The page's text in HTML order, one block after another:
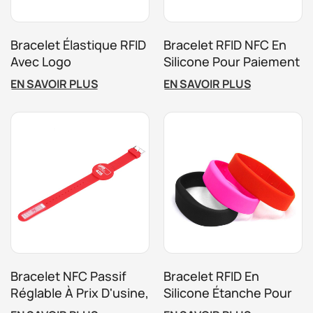
Bracelet Élastique RFID
Avec Logo
Personnalisé Pour
Activités De Festival De
Parc D'attractions
EN SAVOIR PLUS
Bracelet RFID NFC En
Silicone Pour Paiement
Sans Espèces,
Contrôle D'accès Aux
Événements Et
EN SAVOIR PLUS
Bracelet NFC Passif
Réglable À Prix D'usine,
Bracelet En Silicone
Bracelet RFID En
Silicone Étanche Pour
Événement